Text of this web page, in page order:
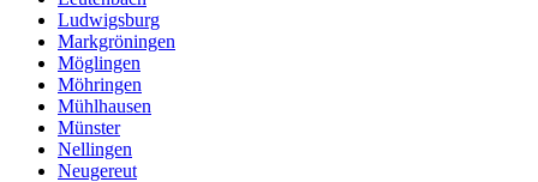
Ludwigsburg
Markgröningen
Möglingen
Möhringen
Mühlhausen
Münster
Nellingen
Neugereut